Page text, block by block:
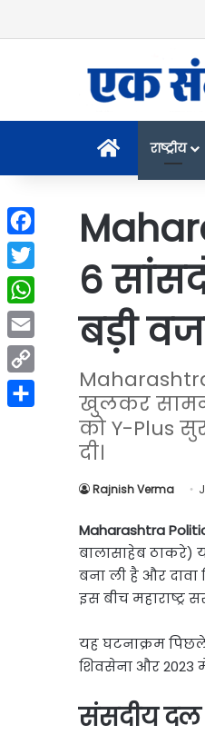
Homeराष्ट्रीय
6
बड़ी
खुलकर सामने
को Y-Plus
दी।
Rajnish Verma
Maharashtra
बालासाहेब ठाकरे)
बना ली है और दावा
इस बीच महाराष्ट्र
यह घटनाक्रम पिछले
शिवसेना और 2023 में
संसदीय दल
Facebook
Twitter
WhatsApp
Email
Copy
Link